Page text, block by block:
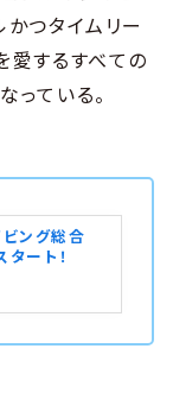
つタイムリー
愛するすべての
ている。
ング総合
ート！